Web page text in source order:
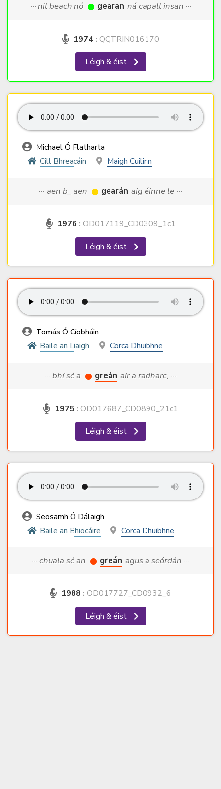
··· níl beach nó gearan ná capall insan ···
1974 : QQTRIN016170
Léigh & éist
Michael Ó Flatharta
Cill Bhreacáin
Maigh Cuilinn
··· aen b_ aen gearán aig éinne le ···
1976 : OD017119_CD0309_1c1
Léigh & éist
Tomás Ó Cíobháin
Baile an Liaigh
Corca Dhuibhne
··· bhí sé a greán air a radharc, ···
1975 : OD017687_CD0890_21c1
Léigh & éist
Seosamh Ó Dálaigh
Baile an Bhiocáire
Corca Dhuibhne
··· chuala sé an greán agus a seórdán ···
1988 : OD017727_CD0932_6
Léigh & éist